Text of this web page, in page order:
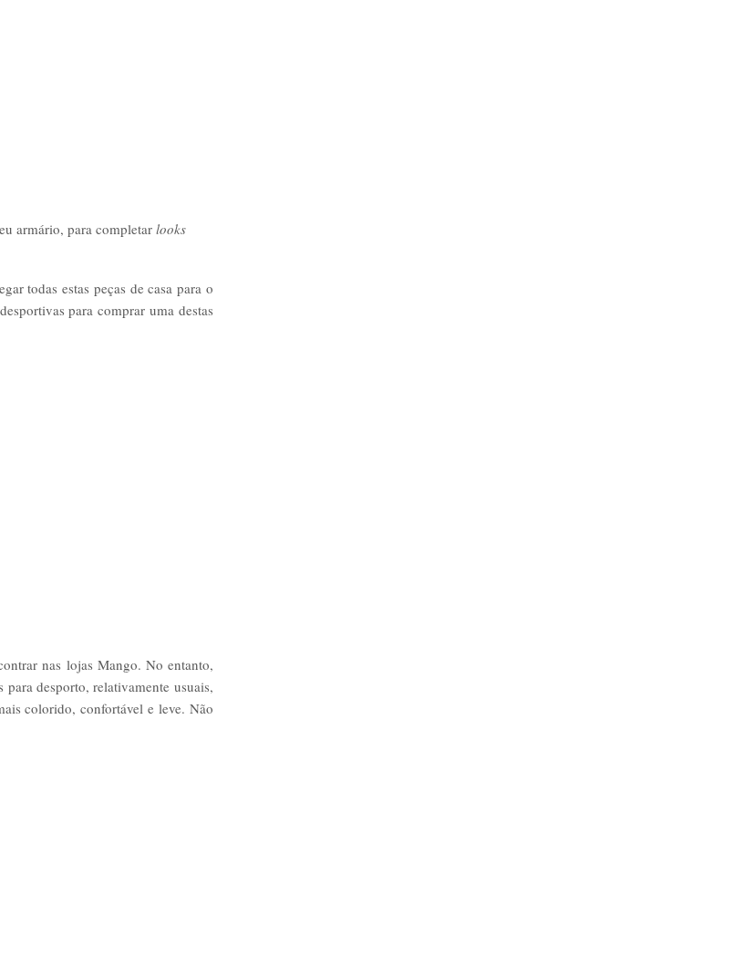
armário, para completarlooks
todas estas peças de casa para o
para comprar uma destas
nas lojas Mango. No entanto,
desporto, relativamente usuais,
colorido, confortável e leve. Não